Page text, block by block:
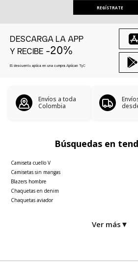
REGÍSTRATE
DESCARGA LA APP
Y RECIBE -20%
El descuento aplica en una compra Aplican TyC
Envíos a toda
Colombia
Búsquedas en
Camiseta cuello V
Camisetas sin mangas
Blazers hombre
Chaquetas en denim
Chaquetas aviador
Ver más ▼